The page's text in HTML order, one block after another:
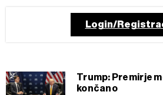
Login/
Trump: Premirje
končano